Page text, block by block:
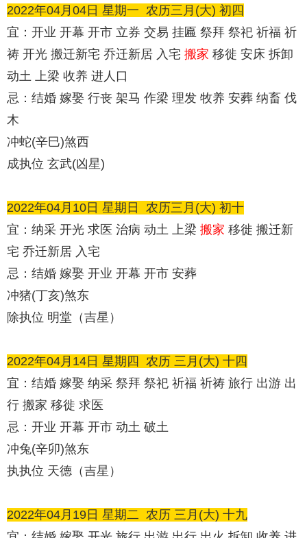
2022年04月04日 星期一 农历三月(大) 初四
宜：开业 开幕 开市 立券 交易 挂匾 祭拜 祭祀 祈福 祈
祷 开光 搬迁新宅 乔迁新居 入宅 搬家 移徙 安床 拆卸
动土 上梁 收养 进人口
忌：结婚 嫁娶 行丧 架马 作梁 理发 牧养 安葬 纳畜 伐
木
冲蛇(辛巳)煞西
成执位 玄武(凶星)
2022年04月10日 星期日 农历三月(大) 初十
宜：纳采 开光 求医 治病 动土 上梁 搬家 移徙 搬迁新
宅 乔迁新居 入宅
忌：结婚 嫁娶 开业 开幕 开市 安葬
冲猪(丁亥)煞东
除执位 明堂（吉星）
2022年04月14日 星期四 农历 三月(大) 十四
宜：结婚 嫁娶 纳采 祭拜 祭祀 祈福 祈祷 旅行 出游 出
行 搬家 移徙 求医
忌：开业 开幕 开市 动土 破土
冲兔(辛卯)煞东
执执位 天德（吉星）
2022年04月19日 星期二 农历 三月(大) 十九